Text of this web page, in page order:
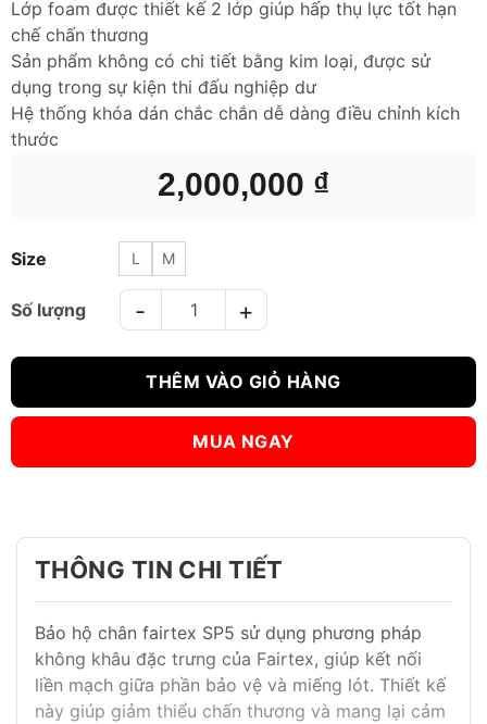
2,000,000 ₫
Lớp foam được thiết kế 2 lớp giúp hấp thụ lực tốt hạn
chế chấn thương
Sản phẩm không có chi tiết bằng kim loại, được sử
dụng trong sự kiện thi đấu nghiệp dư
Hệ thống khóa dán chắc chắn dễ dàng điều chỉnh kích
thước
Size L M
BẢO HỘ CHÂN FAIRTEX SHIN GUARD SP5 ĐỎ số lượng
THÊM VÀO GIỎ HÀNG
MUA NGAY
THÔNG TIN CHI TIẾT
Bảo hộ chân fairtex SP5 sử dụng phương pháp
không khâu đặc trưng của Fairtex, giúp kết nối
liền mạch giữa phần bảo vệ và miếng lót. Thiết kế
này giúp giảm thiểu chấn thương và mang lại cảm